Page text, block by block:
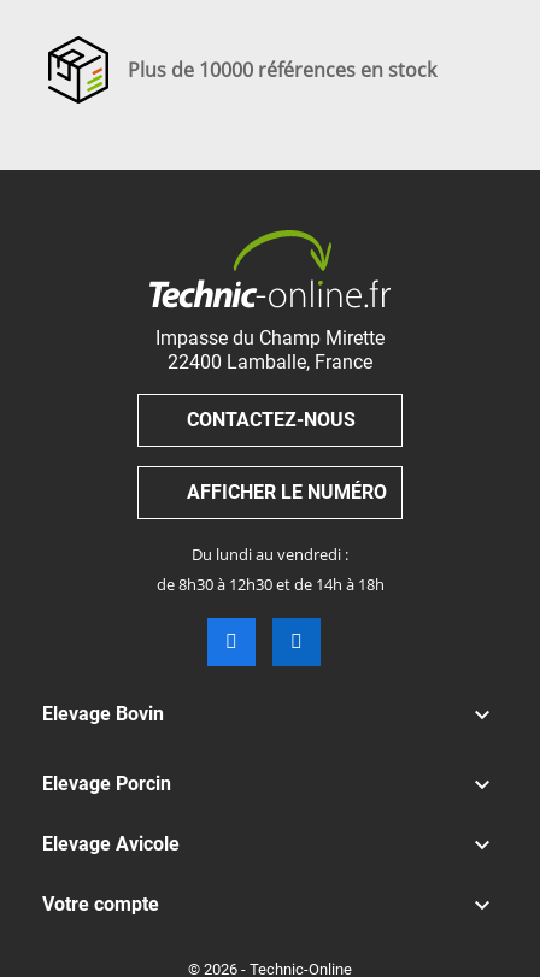
Plus de 10000 références en stock
Impasse du Champ Mirette
22400 Lamballe, France
CONTACTEZ-NOUS
AFFICHER LE NUMÉRO
Du lundi au vendredi :
de 8h30 à 12h30 et de 14h à 18h
Elevage Bovin 
Elevage Porcin 
Elevage Avicole 
Votre compte 
© 2026 - Technic-Online